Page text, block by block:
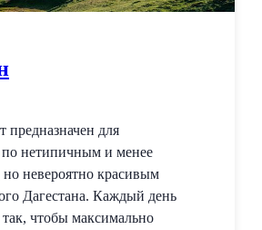
предназначен для
по нетипичным и менее
невероятно красивым
Дагестана. Каждый день
чтобы максимально